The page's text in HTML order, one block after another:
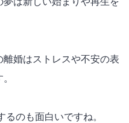
婚はストレスや不安の表
のも面白いですね。